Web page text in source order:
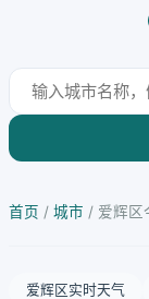
首页 / 城市 / 爱辉区
爱辉区实时天气